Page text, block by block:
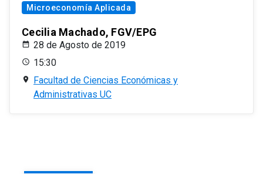
Microeconomía Aplicada
Cecilia Machado, FGV/EPG
28 de Agosto de 2019
15:30
Facultad de Ciencias Económicas y
Administrativas UC